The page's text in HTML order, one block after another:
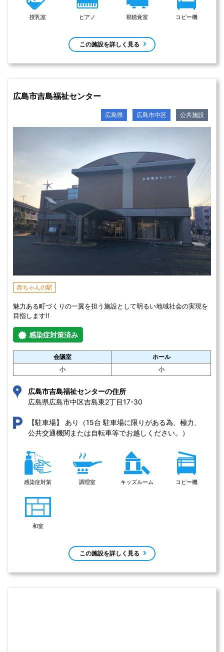
授乳室 ピアノ 視聴覚室 コピー機
この施設を詳しく見る
広島市吉島福祉センター
広島県 広島市中区 公共施設
赤ちゃんの駅
魅力ある町づくりの一翼を担う施設として明るい地域社会の実現を
目指します!!
感染症対策済み
会議室
ホール
小
小
広島市吉島福祉センターの住所
広島県広島市中区吉島東2丁目17-30
【駐車場】
あり（15台 駐車場に限りがある為、極力、
公共交通機関または自転車等でお越しください。）
感染症対策 調理室 キッズルーム コピー機
和室
この施設を詳しく見る